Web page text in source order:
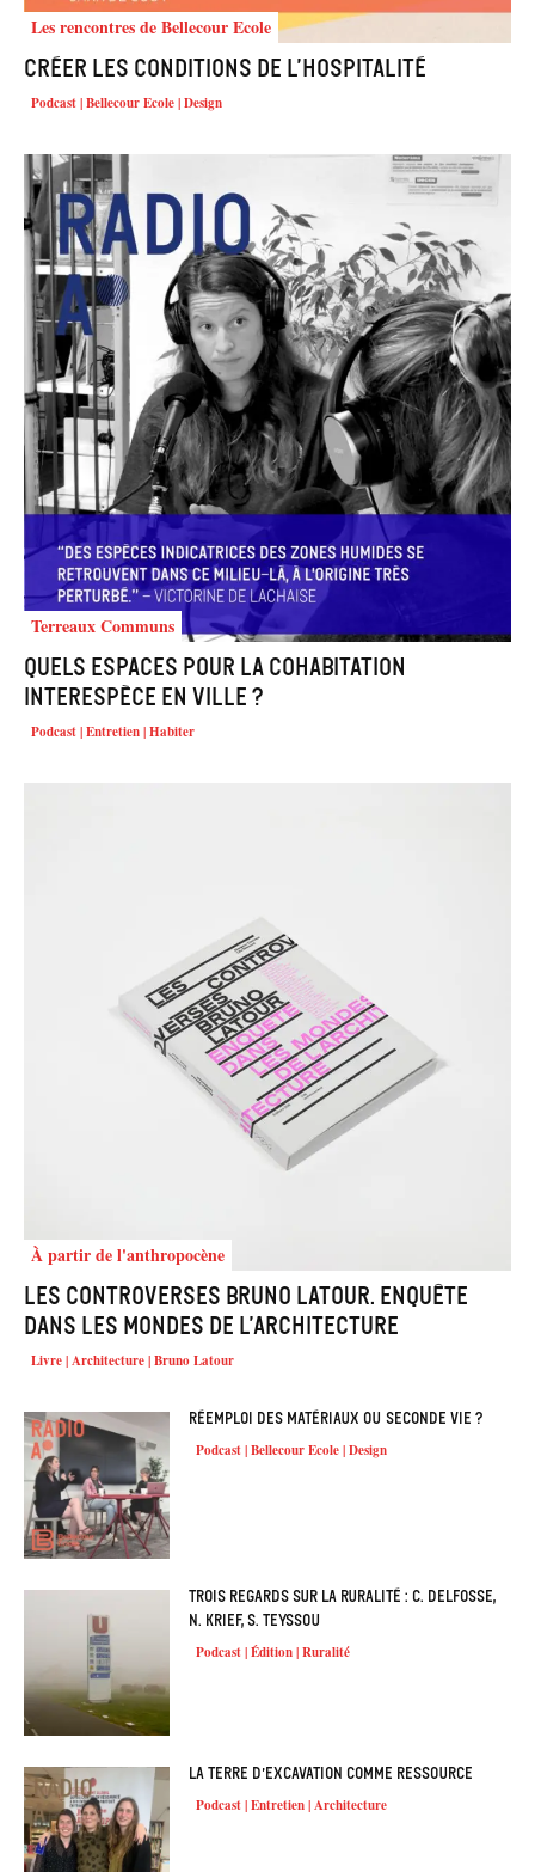
Les rencontres de Bellecour Ecole
Créer les conditions de l’hospitalité
Podcast | Bellecour Ecole | Design
Terreaux Communs
Quels espaces pour la cohabitation
interespèce en ville ?
Podcast | Entretien | Habiter
À partir de l'anthropocène
Les controverses Bruno Latour. Enquête
dans les mondes de l’architecture
Livre | Architecture | Bruno Latour
Réemploi des matériaux ou seconde vie ?
Podcast | Bellecour Ecole | Design
Trois regards sur la ruralité : C. Delfosse,
N. Krief, S. Teyssou
Podcast | Édition | Ruralité
La terre d’excavation comme ressource
Podcast | Entretien | Architecture